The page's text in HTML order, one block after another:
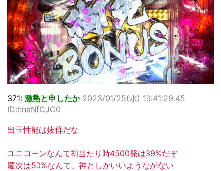
371: 激熱と申したか 2023/01/25(水) 16:41:29.45
ID:hnaNfCJC0
出玉性能は抜群だな
ユニコーンなんて初当たり時4500発は39%だぞ
慶次は50%なんて、神としかいいようながない